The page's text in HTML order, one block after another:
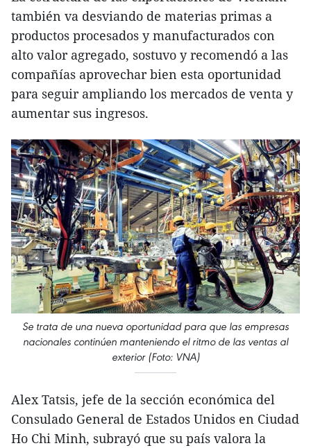
también va desviando de materias primas a
productos procesados y manufacturados con
alto valor agregado, sostuvo y recomendó a las
compañías aprovechar bien esta oportunidad
para seguir ampliando los mercados de venta y
aumentar sus ingresos.
Se trata de una nueva oportunidad para que las empresas
nacionales continúen manteniendo el ritmo de las ventas al
exterior (Foto: VNA)
Alex Tatsis, jefe de la sección económica del
Consulado General de Estados Unidos en Ciudad
Ho Chi Minh, subrayó que su país valora la